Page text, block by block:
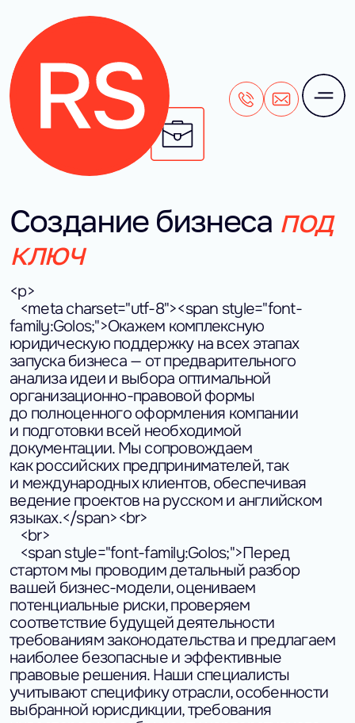
+7 (495) 106-28-71
Создание бизнеса под
ключ
<p>
<meta charset="utf-8"><span style="font-
family:Golos;">Окажем комплексную
юридическую поддержку на всех этапах
запуска бизнеса — от предварительного
анализа идеи и выбора оптимальной
организационно-правовой формы
до полноценного оформления компании
и подготовки всей необходимой
документации. Мы сопровождаем
как российских предпринимателей, так
и международных клиентов, обеспечивая
ведение проектов на русском и английском
языках.</span><br>
<br>
<span style="font-family:Golos;">Перед
стартом мы проводим детальный разбор
вашей бизнес-модели, оцениваем
потенциальные риски, проверяем
соответствие будущей деятельности
требованиям законодательства и предлагаем
наиболее безопасные и эффективные
правовые решения. Наши специалисты
учитывают специфику отрасли, особенности
выбранной юрисдикции, требования